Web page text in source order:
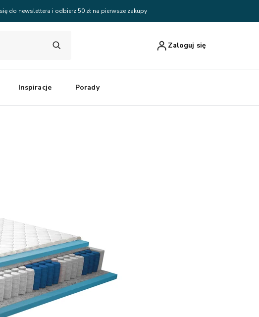
do newslettera i odbierz 50 zł na pierwsze zakupy
Zaloguj się
Inspiracje Porady